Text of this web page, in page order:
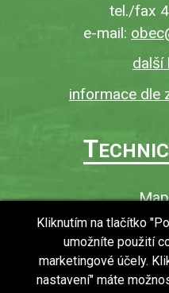
tel./fax
e-mail:
další
informace dle
T
O
Povinně
Ochrana
Kliknutím na tlačítko
umožníte použití
marketingové účely.
nastavení" máte